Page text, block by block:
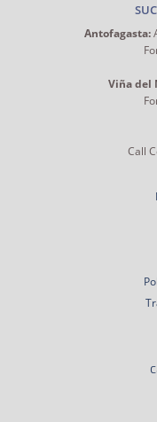
Antofagasta:
Viña del
Call